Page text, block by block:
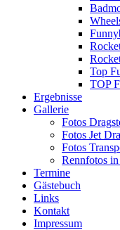
Top
TOP
Ergebnisse
Gallerie
Fotos
Fotos Jet
Fotos
Rennfotos
Termine
Gästebuch
Links
Kontakt
Impressum